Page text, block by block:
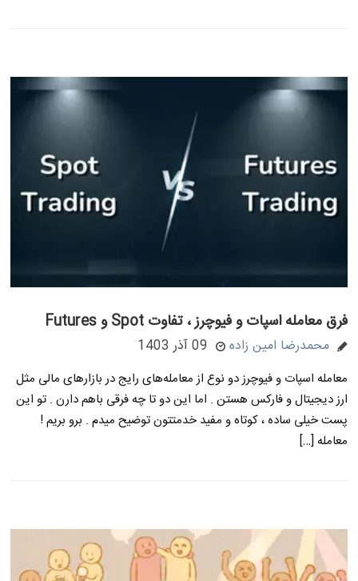
فرق معامله اسپات و فیوچرز ، تفاوت Spot و Futures
محمدرضا امین زاده 09 آذر 1403
معامله اسپات و فیوچرز دو نوع از معامله‌های رایج در بازارهای مالی مثل
ارز دیجیتال و فارکس هستن . اما این دو تا چه فرقی باهم دارن . تو این
پست خیلی ساده ، کوتاه و مفید خدمتتون توضیح میدم . برو بریم !
معامله […]